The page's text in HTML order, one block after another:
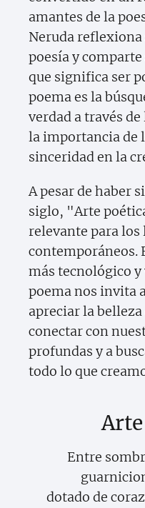
amantes de la
Neruda reflexiona
poesía y
que significa ser
poema es la
verdad a través
la importancia de
sinceridad en la
A pesar de haber
siglo, "Arte
relevante para los
contemporáneos.
más tecnológico
poema nos invita
apreciar la
conectar con
profundas y a
todo lo que
Entre
dotado de